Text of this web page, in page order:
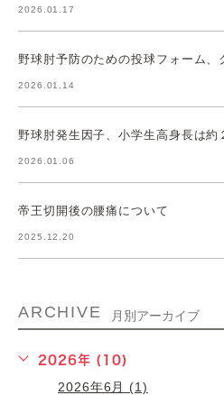
2026.01.17
野球肘予防のための投球フォーム、
2026.01.14
野球肘発生因子、小学生高身長は約
2026.01.06
帝王切開後の腰痛について
2025.12.20
ARCHIVE 月別アーカイブ
2026年 (10)
2026年6月 (1)